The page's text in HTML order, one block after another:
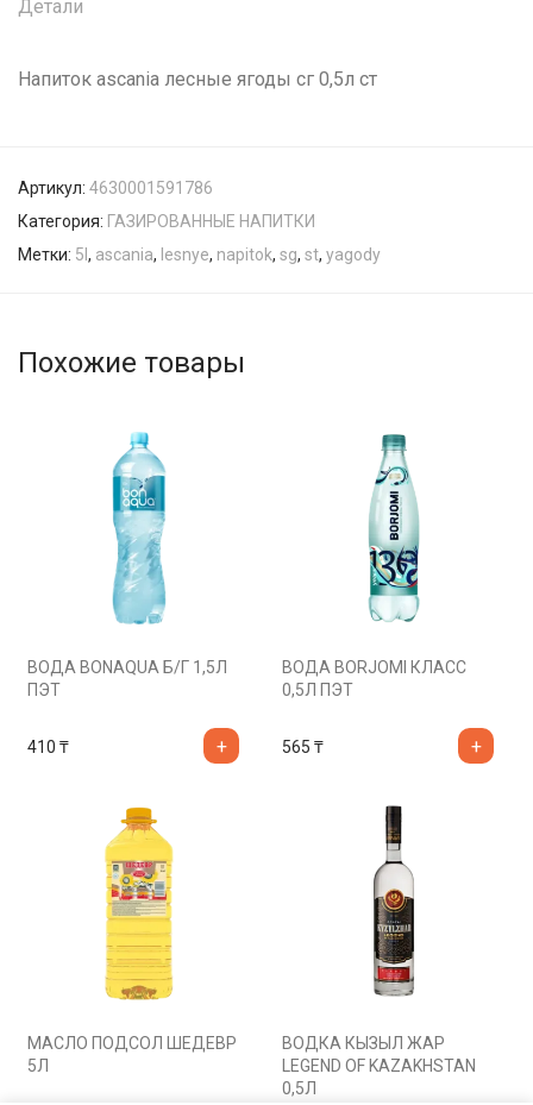
Детали
Напиток ascania лесные ягоды сг 0,5л ст
Артикул: 4630001591786
Категория: ГАЗИРОВАННЫЕ НАПИТКИ
Метки: 5l , ascania, lesnye, napitok, sg, st, yagody
Похожие товары
ВОДА BONAQUA Б/Г 1,5Л
ПЭТ
410 ₸
ВОДА BORJOMI КЛАСС
0,5Л ПЭТ
565 ₸
МАСЛО ПОДСОЛ ШЕДЕВР
5Л
ВОДКА КЫЗЫЛ ЖАР
LEGEND OF KAZAKHSTAN
0,5Л